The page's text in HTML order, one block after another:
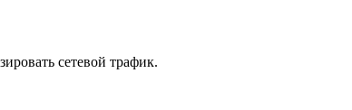
сетевой трафик.